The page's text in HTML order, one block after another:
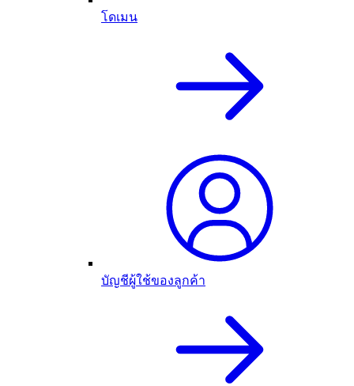
โดเมน
บัญชีผู้ใช้ของลูกค้า